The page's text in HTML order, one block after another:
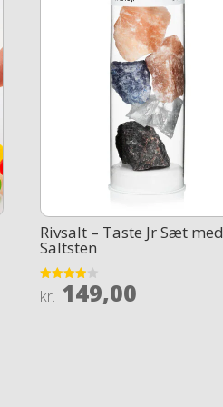
Rivsalt – Taste Jr Sæt med
Saltsten
Rated
3.9
kr. 149,00